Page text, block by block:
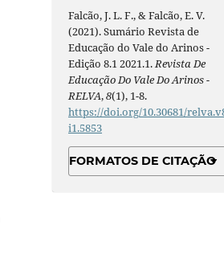
Falcão, J. L. F., & Falcão, E. V.
(2021). Sumário Revista de
Educação do Vale do Arinos -
Edição 8.1 2021.1. Revista De
Educação Do Vale Do Arinos -
RELVA,8(1), 1-8.
https://doi.org/10.30681/
i1.5853
FORMATOS DE CITAÇÃO